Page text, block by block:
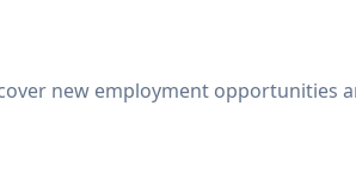
new employment opportunities